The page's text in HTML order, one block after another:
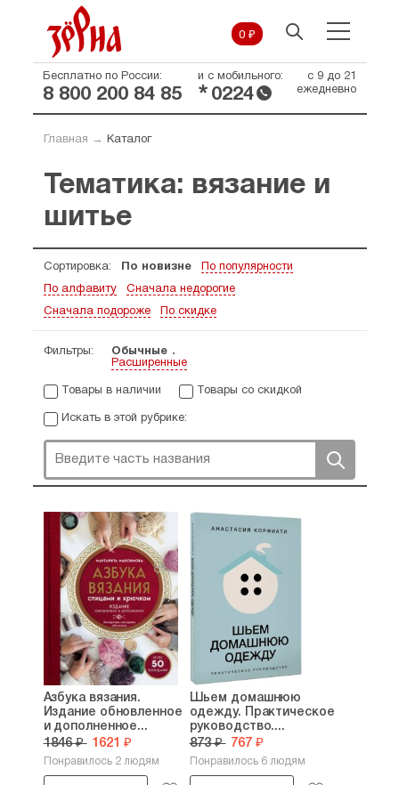
0 ₽
Бесплатно по России:
8 800 200 84 85
и с мобильного:
* 0224
с 9 до 21
ежедневно
Главная → Каталог
Тематика: вязание и
шитье
Сортировка: По новизне По популярности
По алфавиту Сначала недорогие
Сначала подороже По скидке
Фильтры:
Обычные
Расширенные
Товары в наличии Товары со скидкой
Искать в этой рубрике:
Азбука вязания.
Издание обновленное
и дополненное...
1846 ₽ 1621 ₽
Понравилось 2 людям
Шьем домашнюю
одежду. Практическое
руководство....
873 ₽ 767 ₽
Понравилось 6 людям